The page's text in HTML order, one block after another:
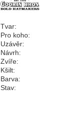
Tvar:
Pro koho:
Uzávěr:
Návrh:
Zvíře:
Kšilt:
Barva:
Stav: